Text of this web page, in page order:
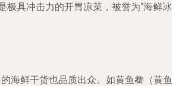
极具冲击力的开胃凉菜，被誉为“海鲜冰
海鲜干货也品质出众。如黄鱼鲞（黄鱼